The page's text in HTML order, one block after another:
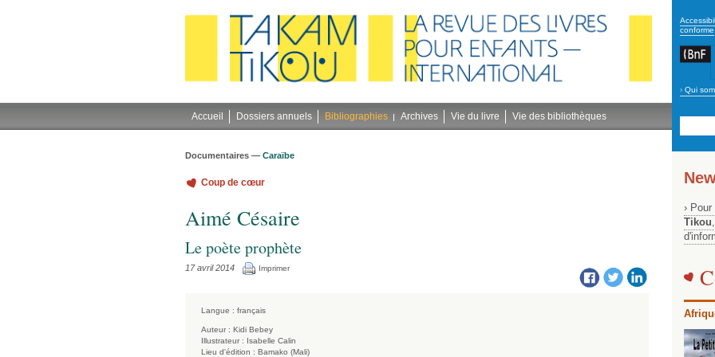
conforme
› Qui
Accueil Dossiers annuels Bibliographies Archives Vie du livre Vie des bibliothèques
Documentaires — Caraïbe
Coup de cœur
Aimé Césaire
Le poète prophète
17 avril 2014 Imprimer
Langue : français
Auteur : Kidi Bebey
Illustrateur : Isabelle Calin
Lieu d'édition : Bamako (Mali)
›
Tikou